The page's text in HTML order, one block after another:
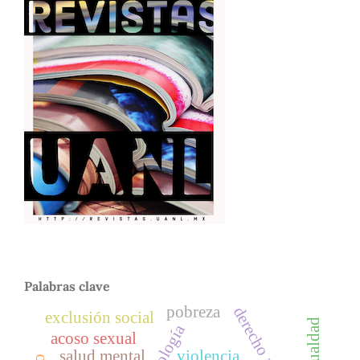
Palabras clave
violencia
salud mental
acoso sexual
exclusión social pobreza